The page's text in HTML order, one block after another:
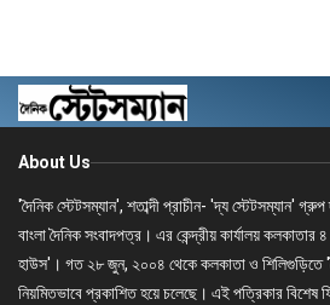
About Us
'দৈনিক স্টেটসম্যান', শতাব্দী প্রাচীন- 'দ্য স্টেটসম্যান'
বাংলা দৈনিক সংবাদপত্র। এর কেন্দ্রীয় কার্যালয় কলকাতার
হাউস'। গত ২৮ জুন, ২০০৪ থেকে কলকাতা ও শিলিগুড়িতে
নিয়মিতভাবে প্রকাশিত হয়ে চলেছে। এই পত্রিকার বিশেষ